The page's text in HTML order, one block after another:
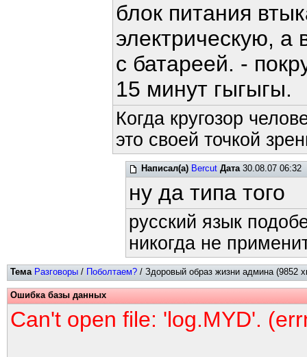
блок питания
электрическую,
с батареей. -
15 минут гыгыгы.
Когда кругозор
это своей точкой
Написал(а) Bercut Дата30.08.07 06:32
ну да типа того
русский язык
никогда не
Тема Разговоры / Поболтаем? / Здоровый образ жизни админа (9852
Ошибка базы данных
Can't open file: 'log.MYD'.